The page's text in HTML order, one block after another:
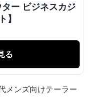
ー ビジネスカジ
】
る
メンズ向けテーラー